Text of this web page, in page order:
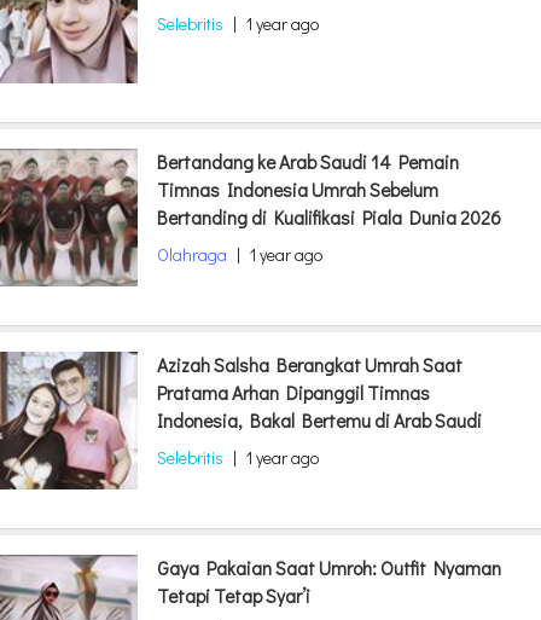
Selebritis | 1 year ago
Bertandang ke Arab Saudi 14 Pemain
Timnas Indonesia Umrah Sebelum
Bertanding di Kualifikasi Piala Dunia 2026
Olahraga | 1 year ago
Azizah Salsha Berangkat Umrah Saat
Pratama Arhan Dipanggil Timnas
Indonesia, Bakal Bertemu di Arab Saudi
Selebritis | 1 year ago
Gaya Pakaian Saat Umroh: Outfit Nyaman
Tetapi Tetap Syar’i